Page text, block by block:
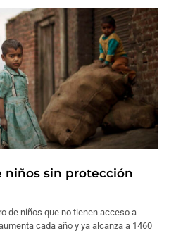
niños sin protección
de niños que no tienen acceso a
cada año y ya alcanza a 1460